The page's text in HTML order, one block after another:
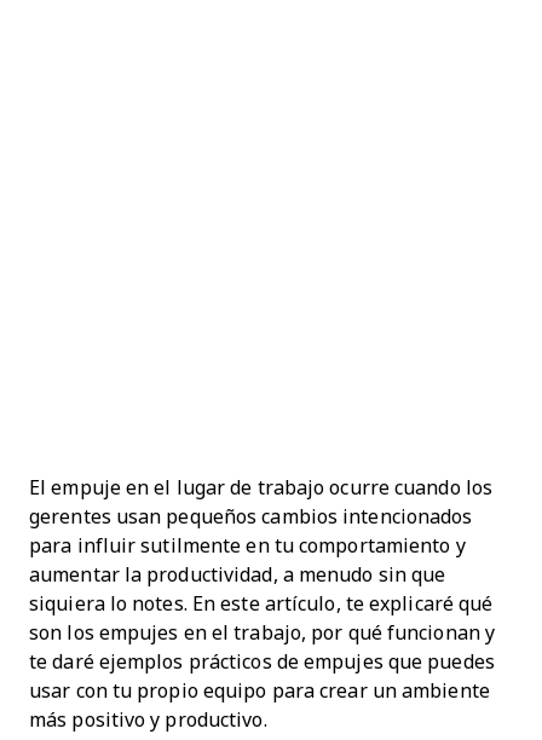
El empuje en el lugar de trabajo ocurre cuando los
gerentes usan pequeños cambios intencionados
para influir sutilmente en tu comportamiento y
aumentar la productividad, a menudo sin que
siquiera lo notes. En este artículo, te explicaré qué
son los empujes en el trabajo, por qué funcionan y
te daré ejemplos prácticos de empujes que puedes
usar con tu propio equipo para crear un ambiente
más positivo y productivo.